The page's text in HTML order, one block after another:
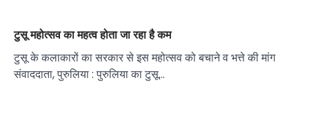
टुसू महोत्सव का महत्व होता जा रहा है कम
टुसू के कलाकारों का सरकार से इस महोत्सव को बचाने व भत्ते की मांग
संवाददाता, पुरुलिया : पुरुलिया का टुसू…